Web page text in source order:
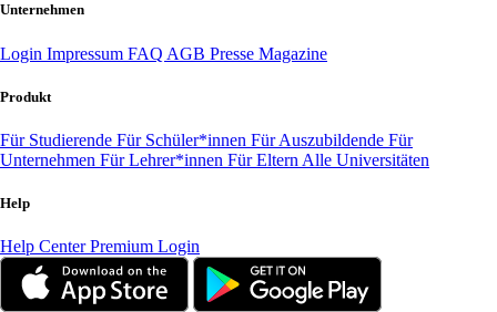
Unternehmen
Login Impressum FAQ AGB Presse Magazine
Produkt
Für Studierende Für Schüler*innen Für Auszubildende Für
Unternehmen Für Lehrer*innen Für Eltern Alle Universitäten
Help
Help CenterPremium Login